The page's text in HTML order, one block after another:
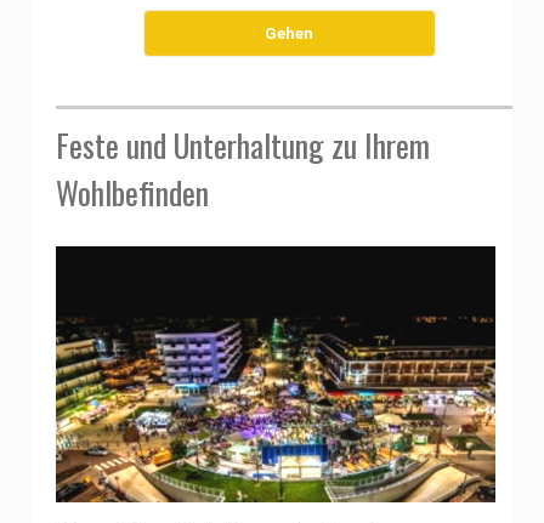
Gehen
Feste und Unterhaltung zu Ihrem
Wohlbefinden